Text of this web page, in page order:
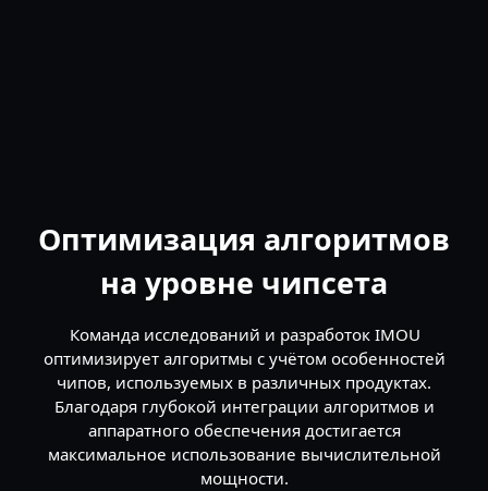
Оптимизация алгоритмов
на уровне чипсета
Команда исследований и разработок IMOU
оптимизирует алгоритмы с учётом особенностей
чипов, используемых в различных продуктах.
Благодаря глубокой интеграции алгоритмов и
аппаратного обеспечения достигается
максимальное использование вычислительной
мощности.